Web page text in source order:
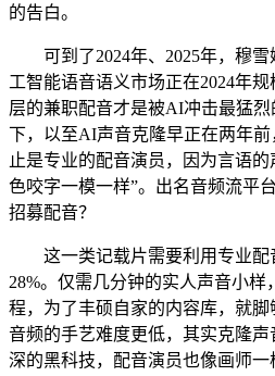
的告白。
可到了2024年、2025年，穆雪
工智能语音语义市场正在2024年
层的兼职配音才是被AI冲击最猛
下，以至AI声音克隆早正在两年
止是专业的配音演员，因为言语
色咬字一模一样”。出名音频流平
招募配音？
这一类记载片需要利用专业配
28%。仅需几分钟的实人声音小
程，为了丰硕自家的内容库，就
音频的手艺难度更低，其实克隆
深的黑科技，配音演员也像画师